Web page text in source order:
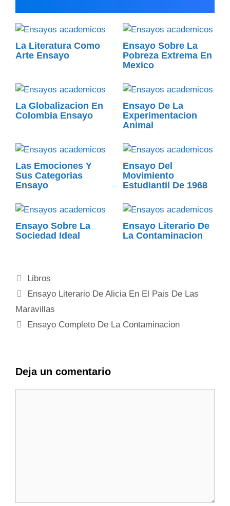
La Literatura Como
Arte Ensayo
Ensayo Sobre La
Pobreza Extrema En
Mexico
La Globalizacion En
Colombia Ensayo
Ensayo De La
Experimentacion
Animal
Las Emociones Y
Sus Categorias
Ensayo
Ensayo Del
Movimiento
Estudiantil De 1968
Ensayo Sobre La
Sociedad Ideal
Ensayo Literario De
La Contaminacion
Categorías
Libros
Ensayo Literario De Alicia En El Pais De Las
Maravillas
Ensayo Completo De La Contaminacion
Deja un comentario